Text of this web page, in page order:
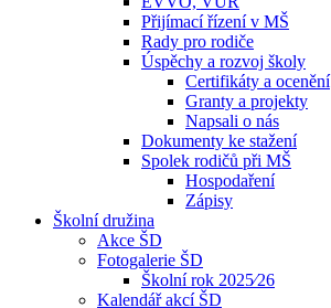
Přijímací řízení v MŠ
Rady pro rodiče
Úspěchy a rozvoj školy
Certifikáty a ocenění
Granty a projekty
Napsali o nás
Dokumenty ke stažení
Spolek rodičů při MŠ
Hospodaření
Zápisy
Školní družina
Akce ŠD
Fotogalerie ŠD
Školní rok 2025⁄26
Kalendář akcí ŠD